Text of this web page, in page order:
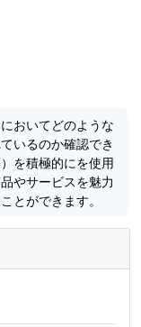
おいてどのような
いるのか確認でき
を積極的にを使用
やサービスを魅力
とができます。